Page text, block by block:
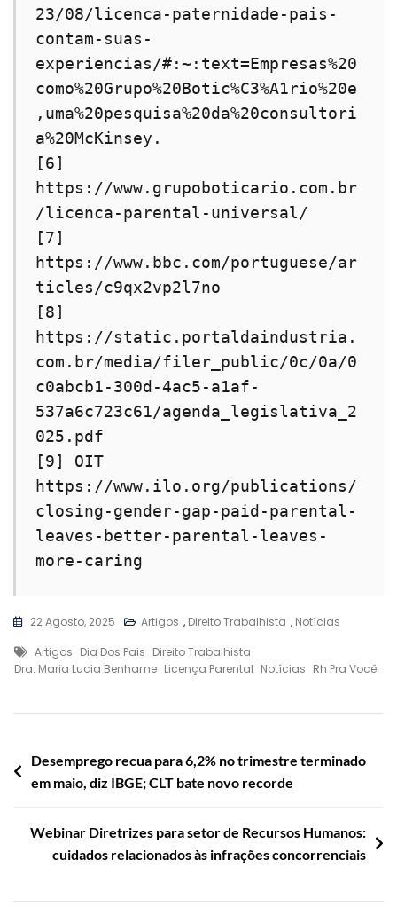
23/08/licenca-paternidade-pais-
contam-suas-
experiencias/#:~:text=Empresas%20
como%20Grupo%20Botic%C3%A1rio%20e
,uma%20pesquisa%20da%20consultori
a%20McKinsey.
[6]
https://www.grupoboticario.com.br
/licenca-parental-universal/
[7]
https://www.bbc.com/portuguese/ar
ticles/c9qx2vp2l7no
[8]
https://static.portaldaindustria.
com.br/media/filer_public/0c/0a/0
c0abcb1-300d-4ac5-a1af-
537a6c723c61/agenda_legislativa_2
025.pdf
[9] OIT
https://www.ilo.org/publications/
closing-gender-gap-paid-parental-
leaves-better-parental-leaves-
more-caring
22 Agosto, 2025 Artigos , Direito Trabalhista , Notícias
Tags
Artigos Dia Dos Pais Direito Trabalhista
Dra. Maria Lucia Benhame Licença Parental Notícias Rh Pra Você
Navegação
de
Desemprego recua para 6,2% no trimestre terminado
em maio, diz IBGE; CLT bate novo recorde
Webinar Diretrizes para setor de Recursos Humanos:
cuidados relacionados às infrações concorrenciais